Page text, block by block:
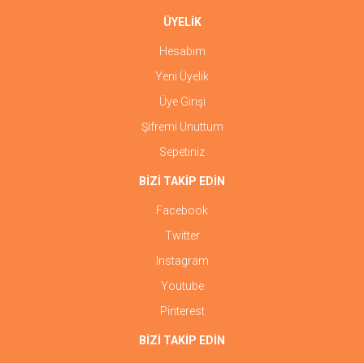
ÜYELİK
Hesabım
Yeni Üyelik
Üye Girişi
Şifremi Unuttum
Sepetiniz
BİZİ TAKİP EDİN
Facebook
Twitter
Instagram
Youtube
Pinterest
BİZİ TAKİP EDİN